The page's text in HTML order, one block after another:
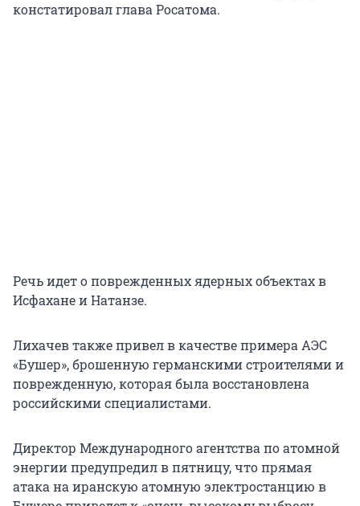
констатировал глава Росатома.
Речь идет о поврежденных ядерных объектах в
Исфахане и Натанзе.
Лихачев также привел в качестве примера АЭС
«Бушер», брошенную германскими строителями и
поврежденную, которая была восстановлена
российскими специалистами.
Директор Международного агентства по атомной
энергии предупредил в пятницу, что прямая
атака на иранскую атомную электростанцию ​​в